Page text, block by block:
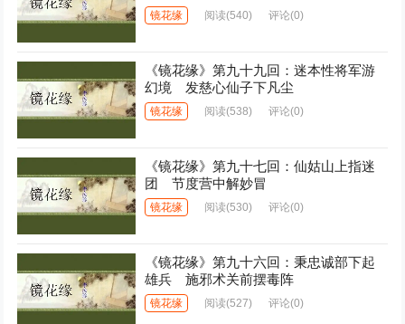
镜花缘 阅读(540) 评论(0)
《镜花缘》第九十九回：迷本性将军游
幻境 发慈心仙子下凡尘
镜花缘 阅读(538) 评论(0)
《镜花缘》第九十七回：仙姑山上指迷
团 节度营中解妙冒
镜花缘 阅读(530) 评论(0)
《镜花缘》第九十六回：秉忠诚部下起
雄兵 施邪术关前摆毒阵
镜花缘 阅读(527) 评论(0)